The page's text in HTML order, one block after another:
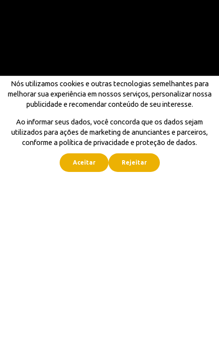
Nós utilizamos cookies e outras tecnologias semelhantes para
melhorar sua experiência em nossos serviços, personalizar nossa
publicidade e recomendar conteúdo de seu interesse.
Ao informar seus dados, você concorda que os dados sejam
utilizados para ações de marketing de anunciantes e parceiros,
conforme a política de privacidade e proteção de dados.
Aceitar Rejeitar